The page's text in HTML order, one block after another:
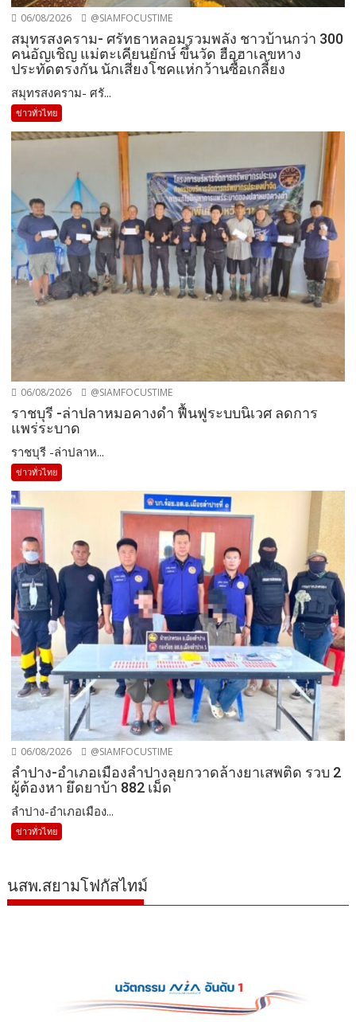
06/08/2026 @SIAMFOCUSTIME
สมุทรสงคราม- ศรัทธาหลอมรวมพลัง ชาวบ้านกว่า 300
คนอัญเชิญ แม่ตะเคียนยักษ์ ขึ้นวัด ฮือฮาเลขหาง
ประทัดตรงกัน นักเสี่ยงโชคแห่กว้านซื้อเกลี้ยง
สมุทรสงคราม- ศรั...
ข่าวทั่วไทย
06/08/2026 @SIAMFOCUSTIME
ราชบุรี -ล่าปลาหมอคางดำ ฟื้นฟูระบบนิเวศ ลดการ
แพร่ระบาด
ราชบุรี -ล่าปลาห...
ข่าวทั่วไทย
06/08/2026 @SIAMFOCUSTIME
ลำปาง-อำเภอเมืองลำปางลุยกวาดล้างยาเสพติด รวบ 2
ผู้ต้องหา ยึดยาบ้า 882 เม็ด
ลำปาง-อำเภอเมือง...
ข่าวทั่วไทย
นสพ.สยามโฟกัสไทม์